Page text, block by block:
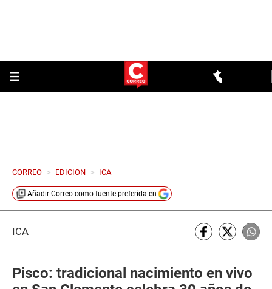
CORREO > EDICION > ICA
Añadir Correo como fuente preferida en
ICA
Pisco: tradicional nacimiento en vivo